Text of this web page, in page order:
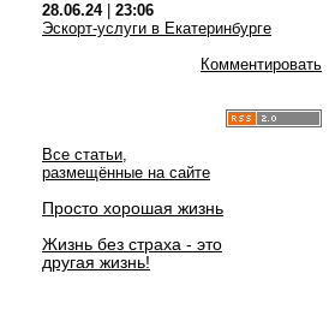
28.06.24| 23:06
Эскорт-услуги в Екатеринбурге
Комментировать
Все статьи,
размещённые на сайте
Просто хорошая жизнь
Жизнь без страха - это
другая жизнь!